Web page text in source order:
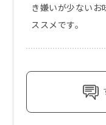
き嫌いが少ないお
ススメです。